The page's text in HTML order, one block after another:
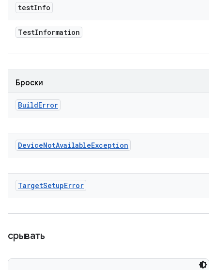
testInfo
TestInformation
Броски
BuildError
DeviceNotAvailableException
TargetSetupError
срывать